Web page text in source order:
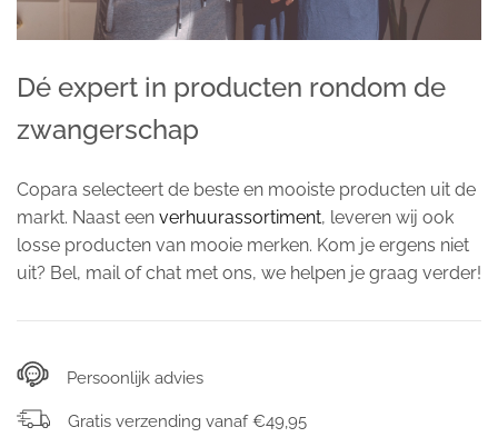
Dé expert in producten rondom de
zwangerschap
Copara selecteert de beste en mooiste producten uit de
markt. Naast een verhuurassortiment, leveren wij ook
losse producten van mooie merken. Kom je ergens niet
uit? Bel, mail of chat met ons, we helpen je graag verder!
Persoonlijk advies
Gratis verzending vanaf €49,95